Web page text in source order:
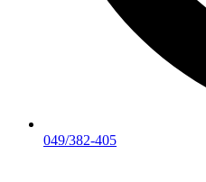
049/382-405